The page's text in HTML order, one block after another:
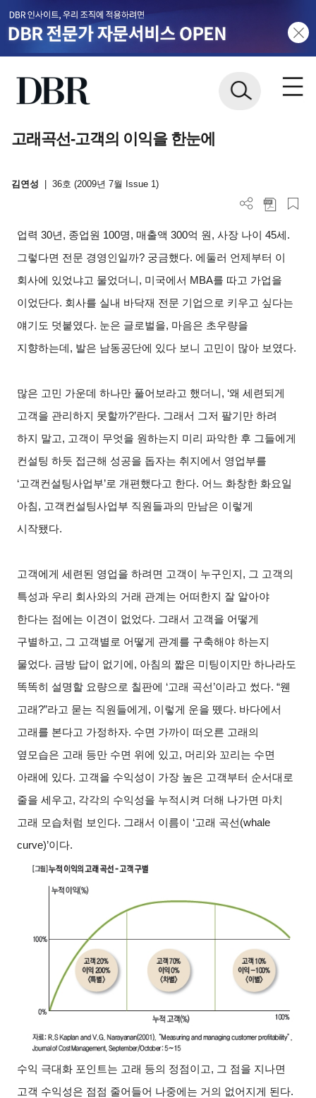
고래곡선-고객의 이익을 한눈에
김연성 36호 (2009년 7월 Issue 1)
업력 30년, 종업원 100명, 매출액 300억 원, 사장 나이 45세.
그렇다면 전문 경영인일까? 궁금했다. 에둘러 언제부터 이
회사에 있었냐고 물었더니, 미국에서 MBA를 따고 가업을
이었단다. 회사를 실내 바닥재 전문 기업으로 키우고 싶다는
얘기도 덧붙였다. 눈은 글로벌을, 마음은 초우량을
지향하는데, 발은 남동공단에 있다 보니 고민이 많아 보였다.
많은 고민 가운데 하나만 풀어보라고 했더니, ‘왜 세련되게
고객을 관리하지 못할까?’란다. 그래서 그저 팔기만 하려
하지 말고, 고객이 무엇을 원하는지 미리 파악한 후 그들에게
컨설팅 하듯 접근해 성공을 돕자는 취지에서 영업부를
‘고객컨설팅사업부’로 개편했다고 한다. 어느 화창한 화요일
아침, 고객컨설팅사업부 직원들과의 만남은 이렇게
시작됐다.
고객에게 세련된 영업을 하려면 고객이 누구인지, 그 고객의
특성과 우리 회사와의 거래 관계는 어떠한지 잘 알아야
한다는 점에는 이견이 없었다. 그래서 고객을 어떻게
구별하고, 그 고객별로 어떻게 관계를 구축해야 하는지
물었다. 금방 답이 없기에, 아침의 짧은 미팅이지만 하나라도
똑똑히 설명할 요량으로 칠판에 ‘고래 곡선’이라고 썼다. “웬
고래?”라고 묻는 직원들에게, 이렇게 운을 뗐다. 바다에서
고래를 본다고 가정하자. 수면 가까이 떠오른 고래의
옆모습은 고래 등만 수면 위에 있고, 머리와 꼬리는 수면
아래에 있다. 고객을 수익성이 가장 높은 고객부터 순서대로
줄을 세우고, 각각의 수익성을 누적시켜 더해 나가면 마치
고래 모습처럼 보인다. 그래서 이름이 ‘고래 곡선(whale
curve)’이다.
수익 극대화 포인트는 고래 등의 정점이고, 그 점을 지나면
고객 수익성은 점점 줄어들어 나중에는 거의 없어지게 된다.